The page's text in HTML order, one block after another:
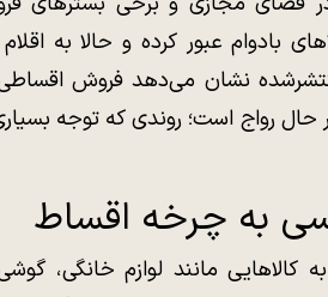
بادوام عبور کرده و حالا به
نشان می‌دهد فروش
رواج است؛ روندی که توجه بسیاری
به چرخه اقساط
مانند لوازم خانگی،